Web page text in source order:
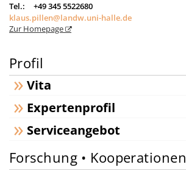
Tel.:
+49 345 5522680
klaus.pillen@landw.uni-halle.de
Zur Homepage
Profil
Vita
Expertenprofil
Serviceangebot
Forschung • Kooperationen